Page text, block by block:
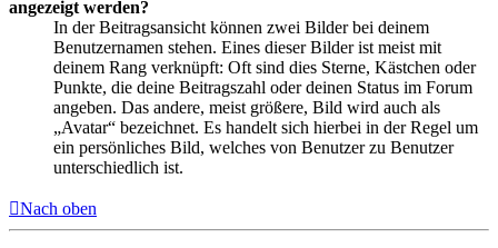
angezeigt werden?
In der Beitragsansicht können zwei Bilder bei deinem
Benutzernamen stehen. Eines dieser Bilder ist meist mit
deinem Rang verknüpft: Oft sind dies Sterne, Kästchen oder
Punkte, die deine Beitragszahl oder deinen Status im Forum
angeben. Das andere, meist größere, Bild wird auch als
„Avatar“ bezeichnet. Es handelt sich hierbei in der Regel um
ein persönliches Bild, welches von Benutzer zu Benutzer
unterschiedlich ist.
Nach oben